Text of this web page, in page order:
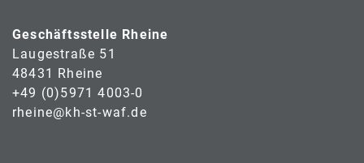
Geschäftsstelle Rheine
Laugestraße 51
48431 Rheine
+49 (0)5971 4003-0
rheine@kh-st-waf.de